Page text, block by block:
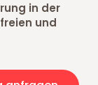
in der
und